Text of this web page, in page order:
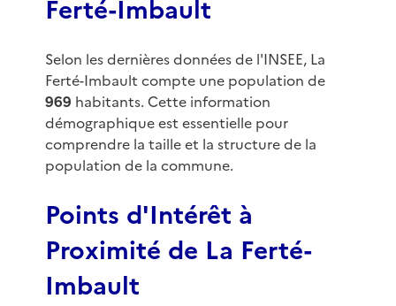
Ferté-Imbault
Selon les dernières données de l'INSEE, La
Ferté-Imbault compte une population de
969 habitants. Cette information
démographique est essentielle pour
comprendre la taille et la structure de la
population de la commune.
Points d'Intérêt à
Proximité de La Ferté-
Imbault